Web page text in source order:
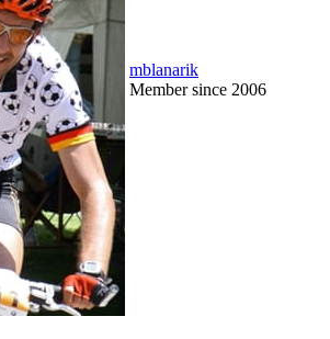
mblanarik
Member since 2006